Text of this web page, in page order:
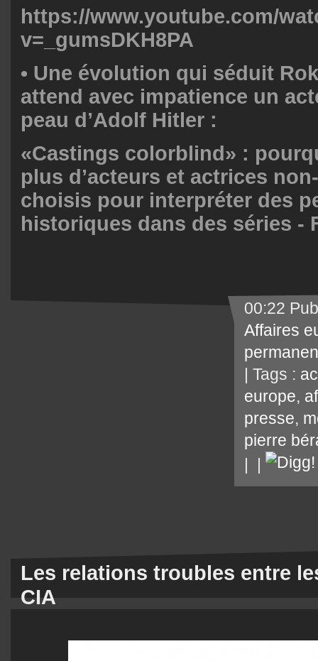
https://www.youtube.com/
v=_gumsDKH8PA
• Une évolution qui séduit
attend avec impatience un
peau d’Adolf Hitler :
«Castings colorblind» :
plus d’acteurs et actrices
choisis pour interpréter des
historiques dans des séries -
00:22
Affaires
| Tags :
europe,
presse,
pierre
|
|
Les relations troubles entre
CIA